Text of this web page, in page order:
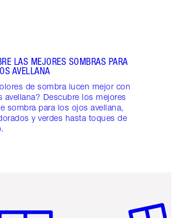
LAS MEJORES SOMBRAS PARA
AVELLANA
de sombra lucen mejor con
avellana? Descubre los mejores
sombra para los ojos avellana,
y verdes hasta toques de